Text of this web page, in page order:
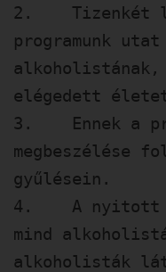
2. Tizenkét
programunk
elégedett
3. Ennek a
megbeszélése
gyűlésein.
4. A nyitott
mind
alkoholisták